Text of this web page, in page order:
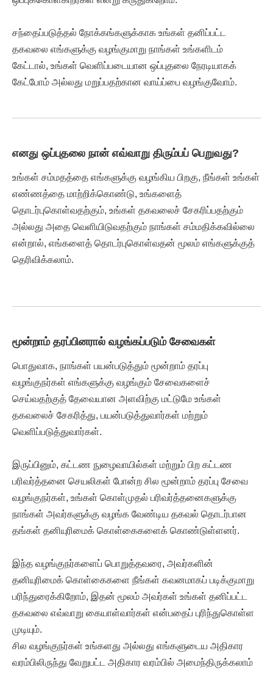
சந்தைப்படுத்தல் நோக்கங்களுக்காக உங்கள் தனிப்பட்ட
தகவலை எங்களுக்கு வழங்குமாறு நாங்கள் உங்களிடம்
கேட்டால், உங்கள் வெளிப்படையான ஒப்புதலை நேரடியாகக்
கேட்போம் அல்லது மறுப்பதற்கான வாய்ப்பை வழங்குவோம்.
எனது ஒப்புதலை நான் எவ்வாறு திரும்பப் பெறுவது?
உங்கள் சம்மதத்தை எங்களுக்கு வழங்கிய பிறகு, நீங்கள் உங்கள்
எண்ணத்தை மாற்றிக்கொண்டு, உங்களைத்
தொடர்புகொள்வதற்கும், உங்கள் தகவலைச் சேகரிப்பதற்கும்
அல்லது அதை வெளியிடுவதற்கும் நாங்கள் சம்மதிக்கவில்லை
என்றால், எங்களைத் தொடர்புகொள்வதன் மூலம் எங்களுக்குத்
தெரிவிக்கலாம்.
மூன்றாம் தரப்பினரால் வழங்கப்படும் சேவைகள்
பொதுவாக, நாங்கள் பயன்படுத்தும் மூன்றாம் தரப்பு
வழங்குநர்கள் எங்களுக்கு வழங்கும் சேவைகளைச்
செய்வதற்குத் தேவையான அளவிற்கு மட்டுமே உங்கள்
தகவலைச் சேகரித்து, பயன்படுத்துவார்கள் மற்றும்
வெளிப்படுத்துவார்கள்.
இருப்பினும், கட்டண நுழைவாயில்கள் மற்றும் பிற கட்டண
பரிவர்த்தனை செயலிகள் போன்ற சில மூன்றாம் தரப்பு சேவை
வழங்குநர்கள், உங்கள் கொள்முதல் பரிவர்த்தனைகளுக்கு
நாங்கள் அவர்களுக்கு வழங்க வேண்டிய தகவல் தொடர்பான
தங்கள் தனியுரிமைக் கொள்கைகளைக் கொண்டுள்ளனர்.
இந்த வழங்குநர்களைப் பொறுத்தவரை, அவர்களின்
தனியுரிமைக் கொள்கைகளை நீங்கள் கவனமாகப் படிக்குமாறு
பரிந்துரைக்கிறோம், இதன் மூலம் அவர்கள் உங்கள் தனிப்பட்ட
தகவலை எவ்வாறு கையாள்வார்கள் என்பதைப் புரிந்துகொள்ள
முடியும்.
சில வழங்குநர்கள் உங்களது அல்லது எங்களுடைய அதிகார
வரம்பிலிருந்து வேறுபட்ட அதிகார வரம்பில் அமைந்திருக்கலாம்